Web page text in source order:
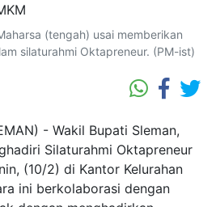
(tengah) usai memberikan
silaturahmi Oktapreneur. (PM-ist)
- Wakil Bupati Sleman,
Silaturahmi Oktapreneur
(10/2) di Kantor Kelurahan
ini berkolaborasi dengan